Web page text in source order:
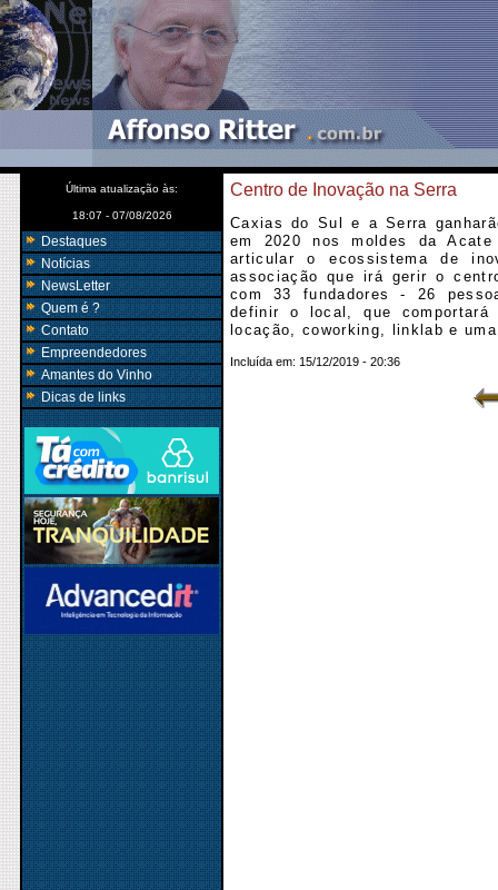
Última atualização às:
18:07 - 07/08/2026
Destaques
Notícias
NewsLetter
Quem é ?
Contato
Empreendedores
Amantes do Vinho
Dicas de links
Centro de Inovação na Serra
Caxias do Sul e a Serra
em 2020 nos moldes da
articular o ecossistema de
associação que irá gerir o
com 33 fundadores - 26
definir o local, que
locação, coworking, linklab e
Incluída em: 15/12/2019 - 20:36